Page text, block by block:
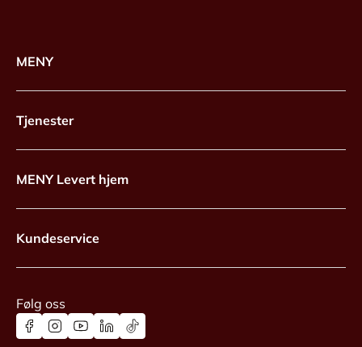
MENY
Tjenester
MENY Levert hjem
Kundeservice
Følg oss